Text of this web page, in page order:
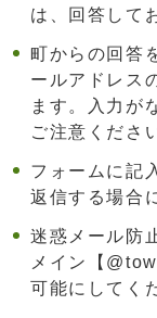
は、回答して
町からの回答
ールアドレス
ます。入力が
ご注意くださ
フォームに記
返信する場合
迷惑メール防
メイン【
可能にしてく